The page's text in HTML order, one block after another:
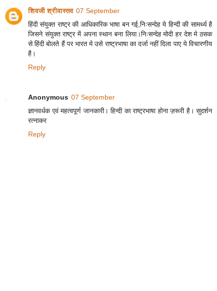
शिवजी श्रीवास्तव 07 September
हिंदी संयुक्त राष्ट्र की आधिकारिक भाषा बन गई,निःसन्देह ये हिन्दी की सामर्थ्य है
जिसने संयुक्त राष्ट्र में अपना स्थान बना लिया।निःसन्देह मोदी हर देश मे ठसक
से हिंदी बोलते हैं पर भारत मे उसे राष्ट्रभाषा का दर्जा नहीं दिला पाए ये विचारणीय
है।
Reply
Anonymous 07 September
ज्ञानवर्धक एवं महत्वपूर्ण जानकारी। हिन्दी का राष्ट्रभाषा होना ज़रूरी है। सुदर्शन
रत्नाकर
Reply